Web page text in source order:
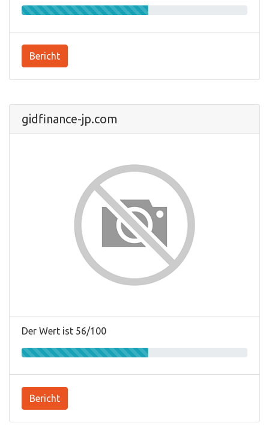
Bericht
gidfinance-jp.com
Der Wert ist 56/100
Bericht